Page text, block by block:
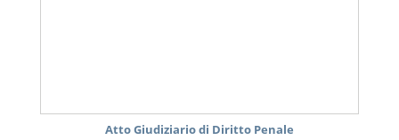
Atto Giudiziario di Diritto Penale